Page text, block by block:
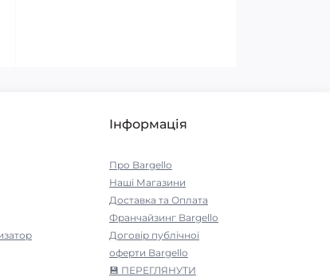
Інформація
Про Bargello
Наші Магазини
Доставка та Оплата
Франчайзинг Bargello
Договір публічної
оферти Bargello
💾 ПЕРЕГЛЯНУТИ